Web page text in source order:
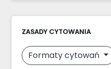
ZASADY CYTOWANIA
Formaty cytowań